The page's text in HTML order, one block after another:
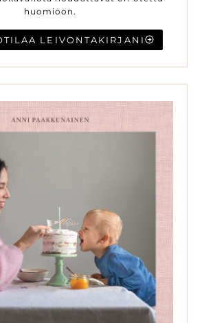
huomioon.
LEIVONTAKIRJANI